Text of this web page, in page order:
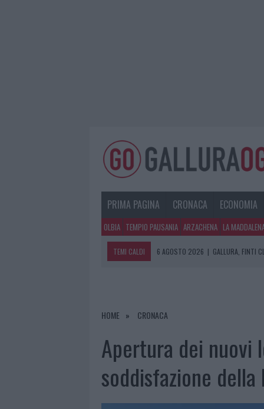
PRIMA PAGINA CRONACA ECONOMIA
OLBIA TEMPIO PAUSANIA ARZACHENA LA
TEMI CALDI 6 AGOSTO 2026 | GALLURA, FINTI
6 AGOSTO 2026
|
HOME CRONACA
Apertura dei nuovi
soddisfazione della